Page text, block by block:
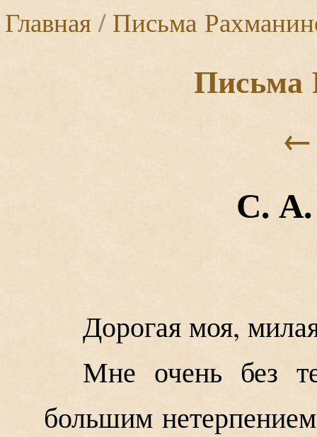
Главная/Письма
Письма
←
С.
Дорогая моя,
Мне очень без
большим